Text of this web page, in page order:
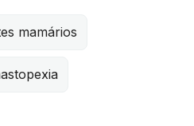
mamários